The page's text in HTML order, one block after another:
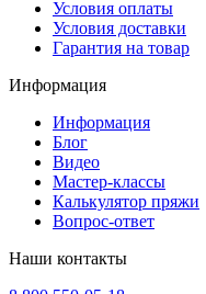
Условия оплаты
Условия доставки
Гарантия на товар
Информация
Информация
Блог
Видео
Мастер-классы
Калькулятор пряжи
Вопрос-ответ
Наши контакты